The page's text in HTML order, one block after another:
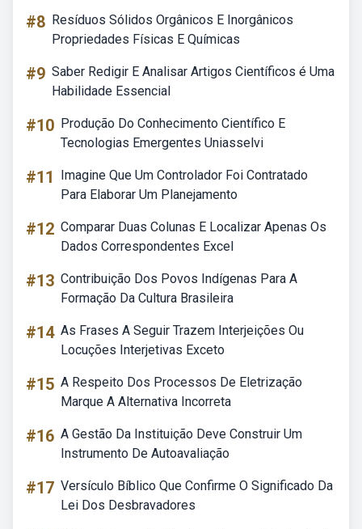
#8 Resíduos Sólidos Orgânicos E Inorgânicos
Propriedades Físicas E Químicas
#9 Saber Redigir E Analisar Artigos Científicos é Uma
Habilidade Essencial
#10 Produção Do Conhecimento Científico E
Tecnologias Emergentes Uniasselvi
#11
Imagine Que Um Controlador Foi Contratado
Para Elaborar Um Planejamento
#12 Comparar Duas Colunas E Localizar Apenas Os
Dados Correspondentes Excel
#13 Contribuição Dos Povos Indígenas Para A
Formação Da Cultura Brasileira
#14 As Frases A Seguir Trazem Interjeições Ou
Locuções Interjetivas Exceto
#15 A Respeito Dos Processos De Eletrização
Marque A Alternativa Incorreta
#16 A Gestão Da Instituição Deve Construir Um
Instrumento De Autoavaliação
#17 Versículo Bíblico Que Confirme O Significado Da
Lei Dos Desbravadores